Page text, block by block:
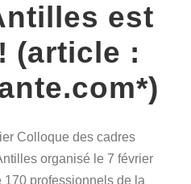
est
(article :
Colloque des cadres
organisé le 7 février
professionnels de la